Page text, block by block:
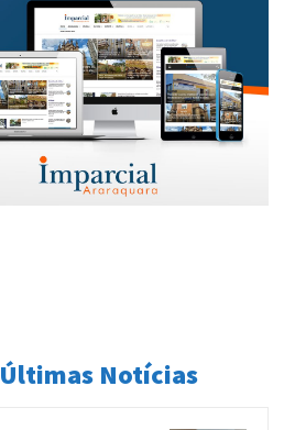
Últimas Notícias